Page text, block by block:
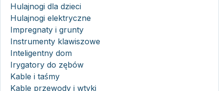
Hulajnogi dla dzieci
Hulajnogi elektryczne
Impregnaty i grunty
Instrumenty klawiszowe
Inteligentny dom
Irygatory do zębów
Kable i taśmy
Kable przewody i wtyki